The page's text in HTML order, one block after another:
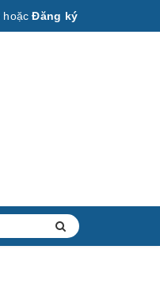
hoặc Đăng ký